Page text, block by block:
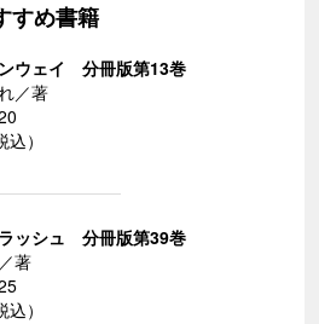
すめ書籍
ウェイ 分冊版第13巻
／著
）
ッシュ 分冊版第39巻
著
）